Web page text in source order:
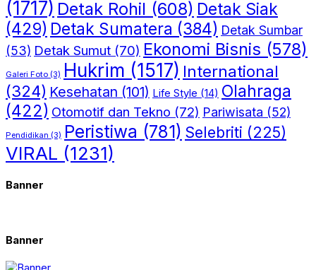
(1717) Detak Rohil (608) Detak Siak
(429) Detak Sumatera (384) Detak Sumbar
(53) Detak Sumut (70) Ekonomi Bisnis (578)
Galeri Foto (3) Hukrim (1517) International
(324) Kesehatan (101) Life Style (14) Olahraga
(422) Otomotif dan Tekno (72) Pariwisata (52)
Pendidikan (3) Peristiwa (781) Selebriti (225)
VIRAL (1231)
Banner
Banner